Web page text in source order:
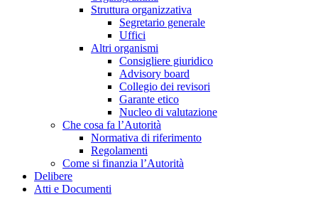
Struttura organizzativa
Segretario generale
Uffici
Altri organismi
Consigliere giuridico
Advisory board
Collegio dei revisori
Garante etico
Nucleo di valutazione
Che cosa fa l’Autorità
Normativa di riferimento
Regolamenti
Come si finanzia l’Autorità
Delibere
Atti e Documenti